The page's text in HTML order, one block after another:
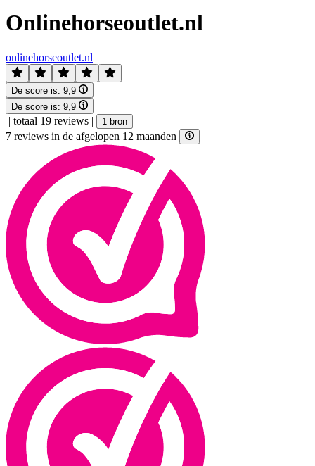
Onlinehorseoutlet.nl
onlinehorseoutlet.nl
De score is: 9,9
De score is: 9,9
| totaal 19 reviews | 1 bron
7 reviews in de afgelopen 12 maanden